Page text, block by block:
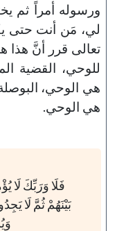
ورسوله أمراً ثم
لي، مَن أنت حتى
تعالى قرر أنَّ هذا
للوحي، القضية
هي الوحي،
هي الوحي.
فَلَا وَرَبِّكَ لَا
بَيْنَهُمْ ثُمَّ لَا